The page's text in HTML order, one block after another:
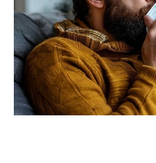
НЕФТЬ
ОПК
ЭНЕРГЕТИКА
РОЗНИЧНАЯ ТОРГОВЛЯ
ТРАНСПОРТ
УСЛУГИ
НОВОСТИ ТЕХНОЛОГИЙ
IT
МЕДИА
ТЕЛЕКОММУНИКАЦИИ
МЕРОПРИЯТИЯ
НОВОСТИ МЕРОПРИЯТИЙ
ВЫЕЗДНАЯ РЕДАКЦИЯ
БИЗНЕС-БРАНЧИ
СПОРТ
НОВОСТИ СПОРТА
ФУТБОЛ
ОБЩЕСТВО
НОВОСТИ ОБЩЕСТВА
ФОТОГАЛЕРЕЯ